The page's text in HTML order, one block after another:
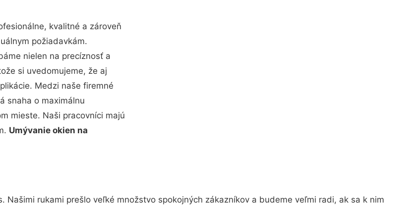
kvalitné a zároveň
požiadavkám.
nielen na precíznosť a
si uvedomujeme, že aj
Medzi naše firemné
snaha o maximálnu
mieste. Naši pracovníci majú
Umývanie okien na
Našimi rukami prešlo veľké množstvo spokojných zákazníkov a budeme veľmi radi, ak sa k nim